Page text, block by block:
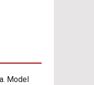
Model